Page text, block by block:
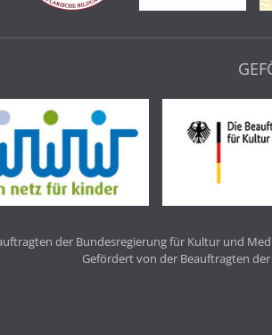
der Bundesregierung für Kultur und
Gefördert von der Beauftragten